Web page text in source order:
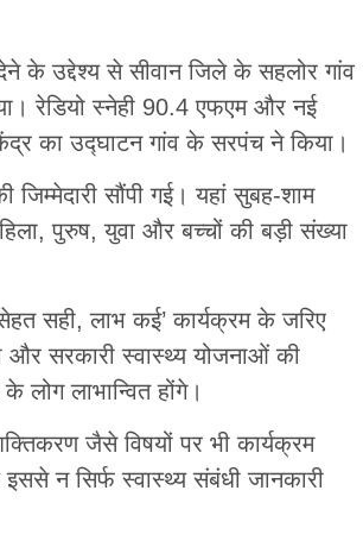
के उद्देश्य से सीवान जिले के सहलोर गांव
रेडियो स्नेही 90.4 एफएम और नई
का उद्घाटन गांव के सरपंच ने किया।
सौंपी गई। यहां सुबह-शाम
पुरुष, युवा और बच्चों की बड़ी संख्या
सही, लाभ कई’ कार्यक्रम के जरिए
और सरकारी स्वास्थ्य योजनाओं की
लोग लाभान्वित होंगे।
जैसे विषयों पर भी कार्यक्रम
न सिर्फ स्वास्थ्य संबंधी जानकारी